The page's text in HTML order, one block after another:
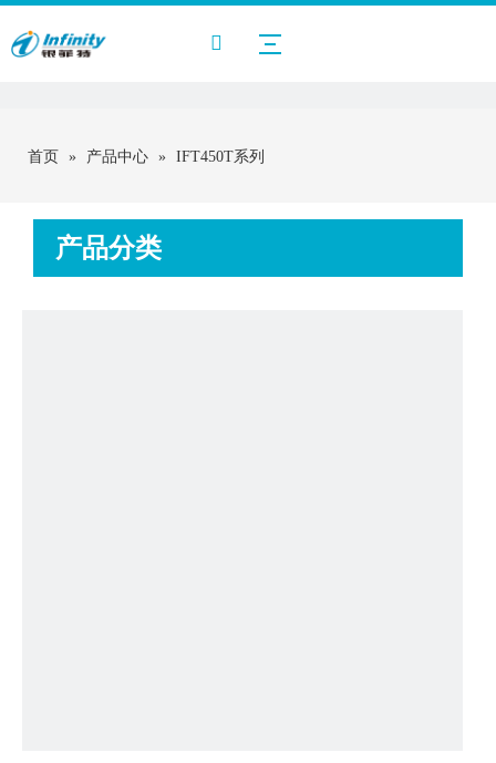
首页 » 产品中心 » IFT450T系列
产品分类